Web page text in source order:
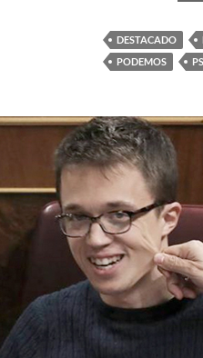
DESTACADO
PODEMOS